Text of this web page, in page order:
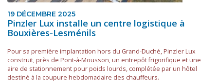
19 DÉCEMBRE 2025
Pinzler Lux installe un centre logistique à
Bouxières-Lesménils
Pour sa première implantation hors du Grand-Duché, Pinzler Lux
construit, près de Pont-à-Mousson, un entrepôt frigorifique et une
aire de stationnement pour poids lourds, complétée par un hôtel
destiné à la coupure hebdomadaire des chauffeurs.